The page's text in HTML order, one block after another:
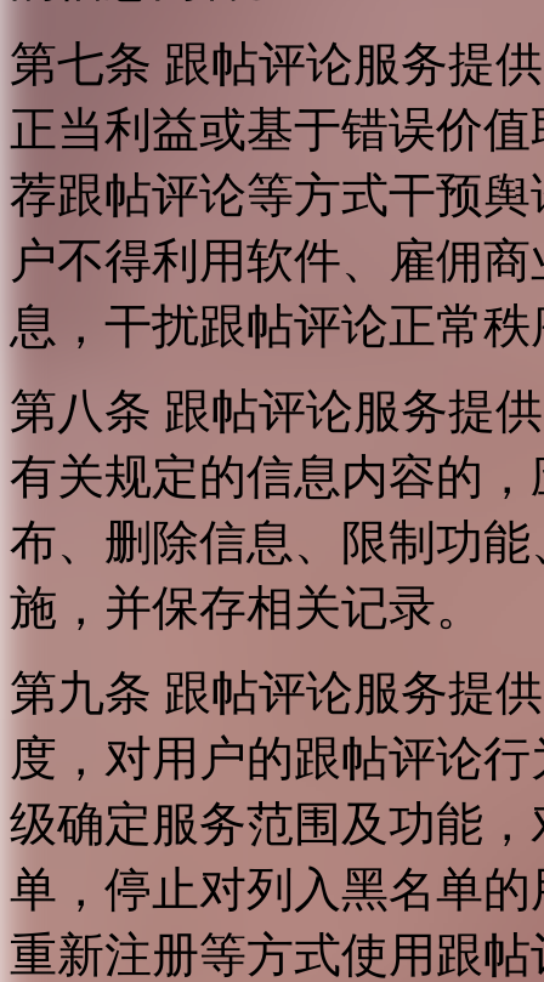
第七条 跟帖评论服务提
正当利益或基于错误价
荐跟帖评论等方式干预
户不得利用软件、雇佣
息，干扰跟帖评论正常
第八条 跟帖评论服务提
有关规定的信息内容的
布、删除信息、限制功
施，并保存相关记录。
第九条 跟帖评论服务提
度，对用户的跟帖评论
级确定服务范围及功能
单，停止对列入黑名单
重新注册等方式使用跟